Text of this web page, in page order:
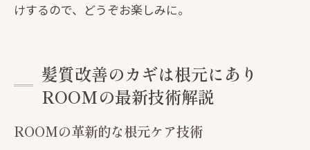
けするので、どうぞお楽しみに。
髪質改善のカギは根元にあり
ROOMの最新技術解説
ROOMの革新的な根元ケア技術